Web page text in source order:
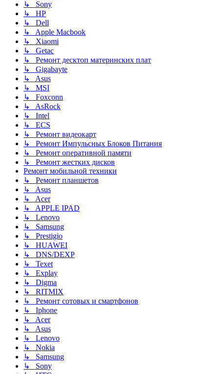
↳ Sony
↳ HP
↳ Dell
↳ Apple Macbook
↳ Xiaomi
↳ Getac
↳ Ремонт десктоп материнских плат
↳ Gigabayte
↳ Asus
↳ MSI
↳ Foxconn
↳ AsRock
↳ Intel
↳ ECS
↳ Ремонт видеокарт
↳ Ремонт Импульсных Блоков Питания
↳ Ремонт оперативной памяти
↳ Ремонт жестких дисков
Ремонт мобильной техники
↳ Ремонт планшетов
↳ Asus
↳ Acer
↳ APPLE IPAD
↳ Lenovo
↳ Samsung
↳ Prestigio
↳ HUAWEI
↳ DNS/DEXP
↳ Texet
↳ Explay
↳ Digma
↳ RITMIX
↳ Ремонт сотовых и смартфонов
↳ Iphone
↳ Acer
↳ Asus
↳ Lenovo
↳ Nokia
↳ Samsung
↳ Sony